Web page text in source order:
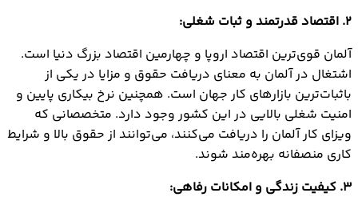
2. اقتصاد قدرتمند و ثبات شغلی:
آلمان قوی‌ترین اقتصاد اروپا و چهارمین اقتصاد بزرگ دنیا است.
اشتغال در آلمان به معنای دریافت حقوق و مزایا در یکی از
باثبات‌ترین بازارهای کار جهان است. همچنین نرخ بیکاری پایین و
امنیت شغلی بالایی در این کشور وجود دارد. متخصصانی که
ویزای کار آلمان را دریافت می‌کنند، می‌توانند از حقوق بالا و شرایط
کاری منصفانه بهره‌مند شوند.
3. کیفیت زندگی و امکانات رفاهی: